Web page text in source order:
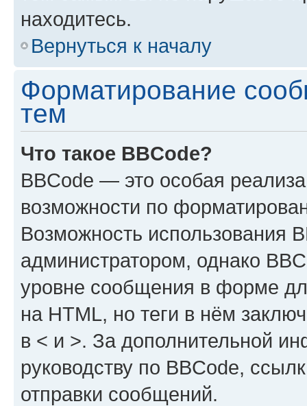
находитесь.
Вернуться к началу
Форматирование
тем
Что такое BBCode?
BBCode — это особая
возможности по
Возможность использования
администратором, однако
уровне сообщения в форме
на HTML, но теги в нём
в < и >. За дополнительной
руководству по BBCode,
отправки сообщений.